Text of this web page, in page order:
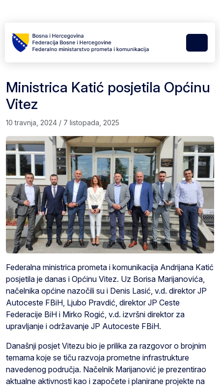
Menu
Ministrica Katić posjetila Općinu
Vitez
10 travnja, 2024 / 7 listopada, 2025
Federalna ministrica prometa i komunikacija Andrijana Katić
posjetila je danas i Općinu Vitez. Uz Borisa Marijanovića,
načelnika općine nazočili su i Denis Lasić, v.d. direktor JP
Autoceste FBiH, Ljubo Pravdić, direktor JP Ceste
Federacije BiH i Mirko Rogić, v.d. izvršni direktor za
upravljanje i održavanje JP Autoceste FBiH.
Današnji posjet Vitezu bio je prilika za razgovor o brojnim
temama koje se tiču razvoja prometne infrastrukture
navedenog područja. Načelnik Marijanović je prezentirao
aktualne aktivnosti kao i započete i planirane projekte na